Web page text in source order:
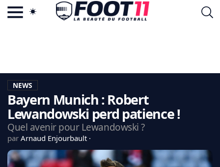
LA CHARTE
VIE PRIVÉE
CGU
CONTACTEZ-NOUS
MERCATO
NEWS
Bayern Munich : Robert
Lewandowski perd patience !
Quel avenir pour Lewandowski ?
par Arnaud Enjourbault